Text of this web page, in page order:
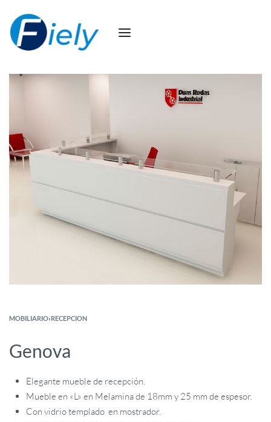
MOBILIARIO›RECEPCION
Genova
Elegante mueble de recepción.
Mueble en «L» en Melamina de 18mm y 25 mm de espesor.
Con vidrio templado en mostrador.